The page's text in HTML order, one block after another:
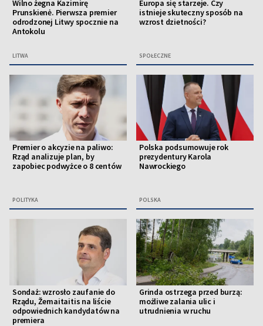
Wilno żegna Kazimirę
Prunskienė. Pierwsza premier
odrodzonej Litwy spocznie na
Antokolu
LITWA
Europa się starzeje. Czy
istnieje skuteczny sposób na
wzrost dzietności?
SPOŁECZNE
Premier o akcyzie na paliwo:
Rząd analizuje plan, by
zapobiec podwyżce o 8 centów
POLITYKA
Polska podsumowuje rok
prezydentury Karola
Nawrockiego
POLSKA
Sondaż: wzrosło zaufanie do
Rządu, Žemaitaitis na liście
odpowiednich kandydatów na
premiera
Grinda ostrzega przed burzą:
możliwe zalania ulic i
utrudnienia w ruchu